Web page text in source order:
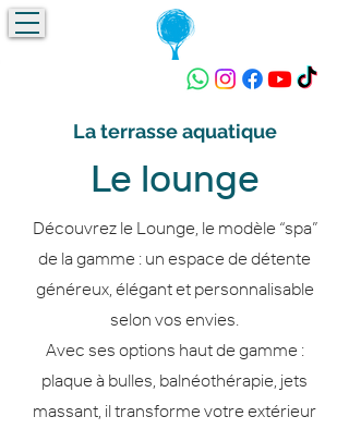
La terrasse aquatique
Le lounge
Découvrez le Lounge, le modèle “spa”
de la gamme : un espace de détente
généreux, élégant et personnalisable
selon vos envies.
Avec ses options haut de gamme :
plaque à bulles, balnéothérapie, jets
massant, il transforme votre extérieur